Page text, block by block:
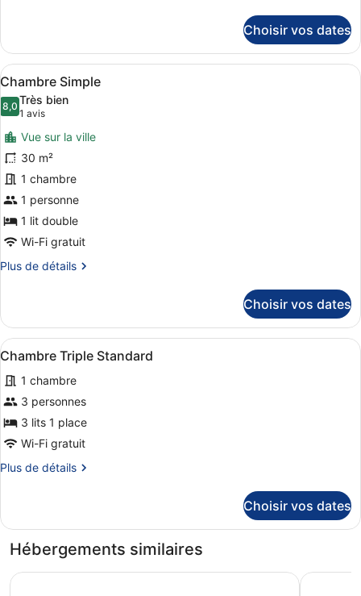
le
type
de
chambre
Chambre
Double
Choisir vos dates
Afficher
toutes
les
photos
pour
ce
type
de
chambre :
Chambre
Simple
Chambre Simple | Minibar,
5
Chambre Simple
8,08,0 sur 10
Très bien
1 avis
(1 avis)
Vue sur la ville
30 m²
1 chambre
1 personne
1 lit double
Wi-Fi gratuit
Plus de détails
Plus
le
type
de
Chambre
Simple
Choisir vos dates
Afficher
toutes
les
photos
pour
ce
de
Triple
Standard
Une pièce comprenant un lit, un
1
Chambre Triple Standard
1 chambre
3 personnes
3 lits 1 place
Wi-Fi gratuit
Plus de détails
Plus
le
de
Chambre
Choisir vos dates
Hébergements similaires
Mercure Tetovo Hotel ema